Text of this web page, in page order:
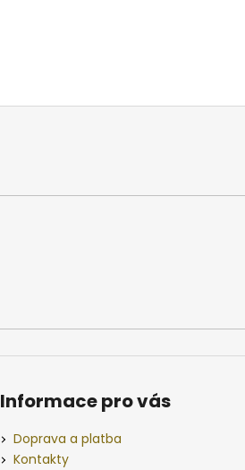
Informace pro vás
Doprava a platba
Kontakty